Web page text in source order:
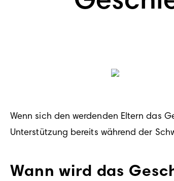
Wenn sich den werdenden Eltern das
Unterstützung bereits während der
Wann wird das